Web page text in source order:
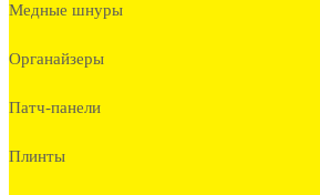
Медные шнуры
Органайзеры
Патч-панели
Плинты